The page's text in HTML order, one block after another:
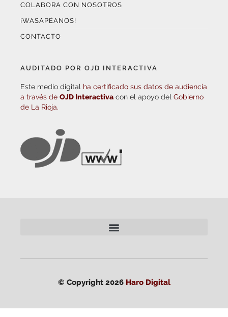
COLABORA CON NOSOTROS
¡WASAPÉANOS!
CONTACTO
AUDITADO POR OJD INTERACTIVA
Este medio digital ha certificado sus datos de audiencia
a través de OJD Interactiva con el apoyo del Gobierno
de La Rioja.
© Copyright 2026 Haro Digital